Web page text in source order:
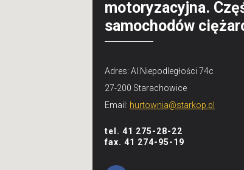
motoryzacyjna.
samochodów
Adres: Al.Niepodległości 74c
27-200 Starachowice
Email: hurtownia@starkop.pl
tel. 41 275-28-22
fax. 41 274-95-19